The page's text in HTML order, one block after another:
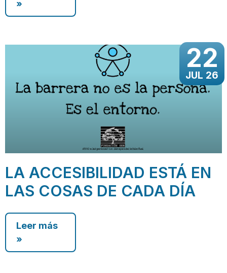
»
22
JUL 26
LA ACCESIBILIDAD ESTÁ EN
LAS COSAS DE CADA DÍA
Leer más
»